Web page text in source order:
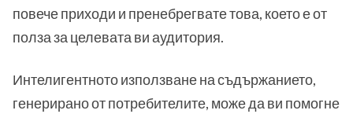
повече приходи и пренебрегвате това, което е от
полза за целевата ви аудитория.
Интелигентното използване на съдържанието,
генерирано от потребителите, може да ви помогне